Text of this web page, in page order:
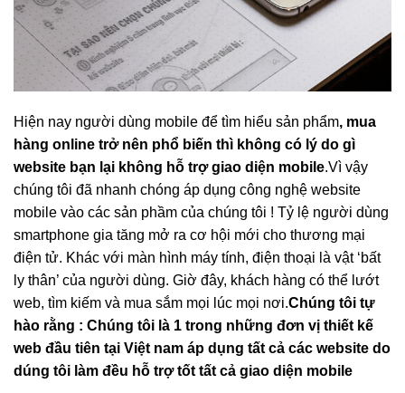
Hiện nay người dùng mobile để tìm hiểu sản phẩm, mua
hàng online trở nên phổ biến thì không có lý do gì
website bạn lại không hỗ trợ giao diện mobile.Vì vậy
chúng tôi đã nhanh chóng áp dụng công nghệ website
mobile vào các sản phầm của chúng tôi ! Tỷ lệ người dùng
smartphone gia tăng mở ra cơ hội mới cho thương mại
điện tử. Khác với màn hình máy tính, điện thoại là vật ‘bất
ly thân’ của người dùng. Giờ đây, khách hàng có thể lướt
web, tìm kiếm và mua sắm mọi lúc mọi nơi.Chúng tôi tự
hào rằng : Chúng tôi là 1 trong những đơn vị thiết kế
web đầu tiên tại Việt nam áp dụng tất cả các website do
dúng tôi làm đều hỗ trợ tốt tất cả giao diện mobile